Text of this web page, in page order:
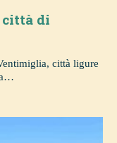
città di
città ligure